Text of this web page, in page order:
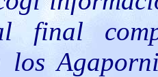
final
los